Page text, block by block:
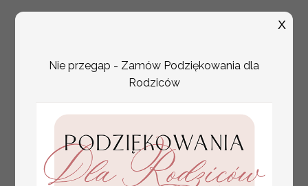
Nie przegap - Zamów Podziękowania dla
Rodziców
X